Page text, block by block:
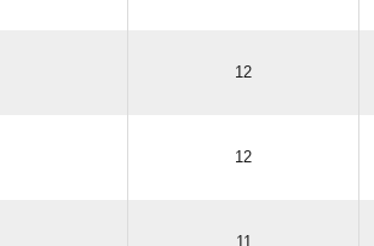
12
12
11